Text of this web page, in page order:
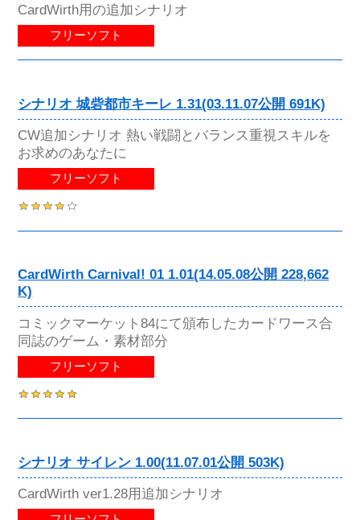
CardWirth用の追加シナリオ
フリーソフト
シナリオ 城砦都市キーレ 1.31(03.11.07公開 691K)
CW追加シナリオ 熱い戦闘とバランス重視スキルを
お求めのあなたに
フリーソフト
CardWirth Carnival! 01 1.01(14.05.08公開 228,662
K)
コミックマーケット84にて頒布したカードワース合
同誌のゲーム・素材部分
フリーソフト
シナリオ サイレン 1.00(11.07.01公開 503K)
CardWirth ver1.28用追加シナリオ